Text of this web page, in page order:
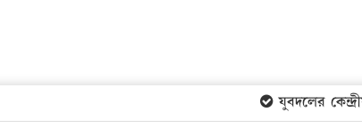
যুবদলের কেন্দ্রীয়